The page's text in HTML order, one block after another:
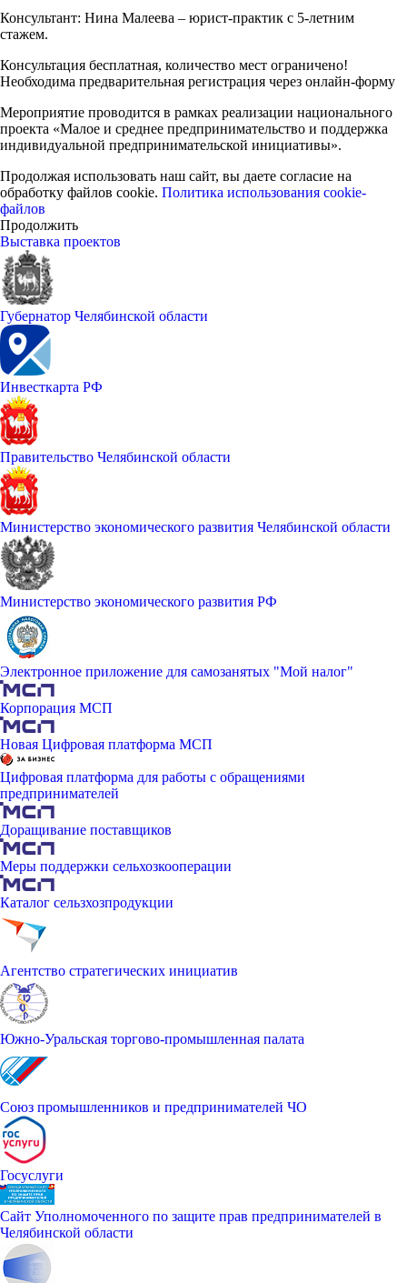
Консультант: Нина Малеева – юрист-практик с 5-летним
стажем.
Консультация бесплатная, количество мест ограничено!
Необходима предварительная регистрация через онлайн-форму
Мероприятие проводится в рамках реализации национального
проекта «Малое и среднее предпринимательство и поддержка
индивидуальной предпринимательской инициативы».
Продолжая использовать наш сайт, вы даете согласие на
обработку файлов cookie. Политика использования cookie-
файлов
Продолжить
Выставка проектов
Губернатор Челябинской области
Инвесткарта РФ
Правительство Челябинской области
Министерство экономического развития Челябинской области
Министерство экономического развития РФ
Электронное приложение для самозанятых "Мой налог"
Корпорация МСП
Новая Цифровая платформа МСП
Цифровая платформа для работы с обращениями
предпринимателей
Доращивание поставщиков
Меры поддержки сельхозкооперации
Каталог сельзхозпродукции
Агентство стратегических инициатив
Южно-Уральская торгово-промышленная палата
Союз промышленников и предпринимателей ЧО
Госуслуги
Сайт Уполномоченного по защите прав предпринимателей в
Челябинской области